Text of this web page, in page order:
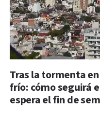
Tras la tormenta
frío: cómo seguirá
espera el fin de